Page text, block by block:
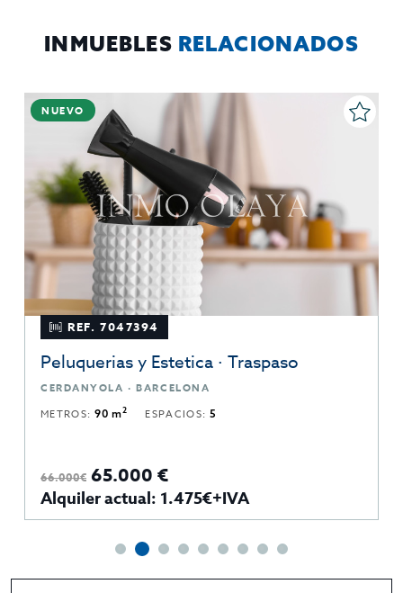
INMUEBLES RELACIONADOS
NUEVO
REF. 7047394
Peluquerias y Estetica · Traspaso
CERDANYOLA · BARCELONA
METROS:90 m2 ESPACIOS:5
66.000€ 65.000 €
Alquiler actual: 1.475€+IVA